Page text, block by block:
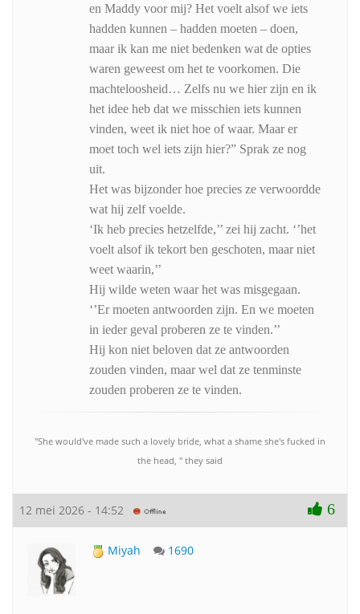
en Maddy voor mij? Het voelt alsof we iets
hadden kunnen – hadden moeten – doen,
maar ik kan me niet bedenken wat de opties
waren geweest om het te voorkomen. Die
machteloosheid… Zelfs nu we hier zijn en ik
het idee heb dat we misschien iets kunnen
vinden, weet ik niet hoe of waar. Maar er
moet toch wel iets zijn hier?” Sprak ze nog
uit.
Het was bijzonder hoe precies ze verwoordde
wat hij zelf voelde.
‘Ik heb precies hetzelfde,’’ zei hij zacht. ‘’het
voelt alsof ik tekort ben geschoten, maar niet
weet waarin,’’
Hij wilde weten waar het was misgegaan.
‘’Er moeten antwoorden zijn. En we moeten
in ieder geval proberen ze te vinden.’’
Hij kon niet beloven dat ze antwoorden
zouden vinden, maar wel dat ze tenminste
zouden proberen ze te vinden.
"She would've made such a lovely bride, what a shame she's fucked in
the head, " they said
12 mei 2026 - 14:52 6
Miyah 1690